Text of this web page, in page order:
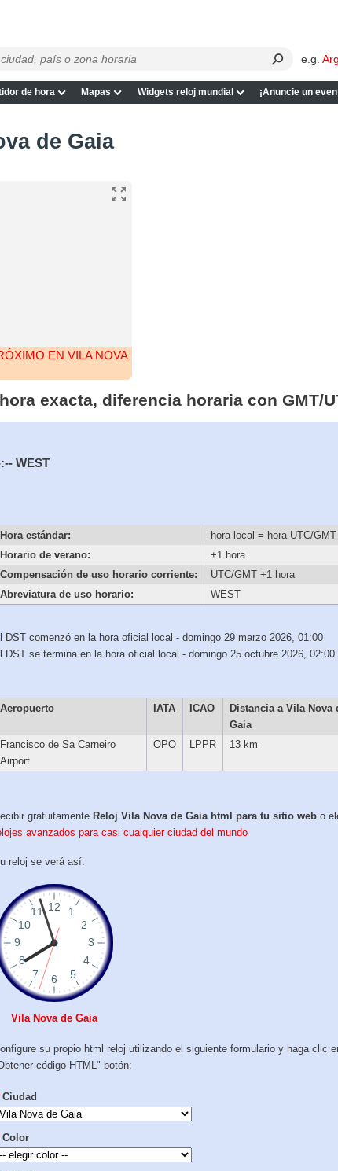
e.g.
de hora Mapas Widgets reloj mundial ¡Anuncie un
de Gaia
EN VILA NOVA
exacta, diferencia horaria con GMT/
WEST
Hora estándar:
hora local = hora UTC/GMT
Horario de verano:
+1 hora
Compensación de uso horario corriente:
UTC/GMT +1 hora
Abreviatura de uso horario:
WEST
DST comenzó en la hora oficial local - domingo 29 marzo 2026, 01:00
DST se termina en la hora oficial local - domingo 25 octubre 2026, 02:00
Aeropuerto IATA ICAO
Distancia a Vila Nova
Gaia
Francisco de Sa Carneiro
Airport
OPO LPPR 13 km
gratuitamente Reloj Vila Nova de Gaia html para tu sitio webo
avanzados para casi cualquier ciudad del mundo
reloj se verá así:
Vila Nova de Gaia
su propio html reloj utilizando el siguiente formulario y haga clic
código HTML" botón:
Ciudad
Color